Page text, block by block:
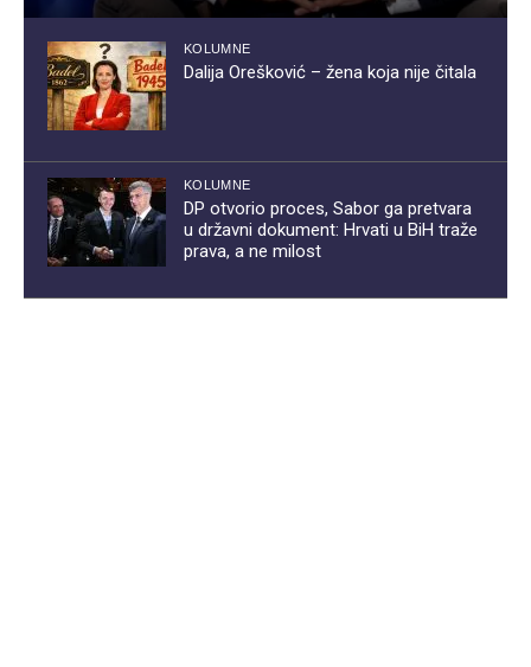
KOLUMNE
Dalija Orešković – žena koja nije čitala
KOLUMNE
DP otvorio proces, Sabor ga pretvara
u državni dokument: Hrvati u BiH traže
prava, a ne milost